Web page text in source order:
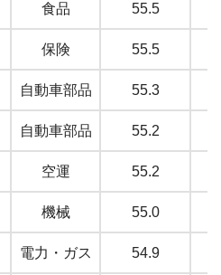
食品 55.5
保険 55.5
自動車部品 55.3
自動車部品 55.2
空運 55.2
機械 55.0
電力・ガス 54.9